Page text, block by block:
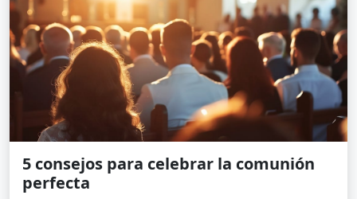
5 consejos para celebrar la comunión
perfecta